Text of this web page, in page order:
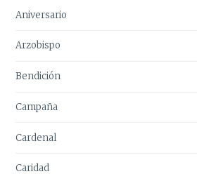
Aniversario
Arzobispo
Bendición
Campaña
Cardenal
Caridad